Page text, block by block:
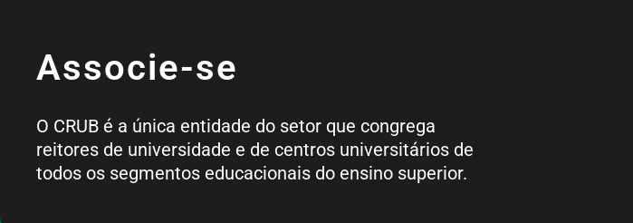
Associe-se
O CRUB é a única entidade do setor que congrega
reitores de universidade e de centros universitários de
todos os segmentos educacionais do ensino superior.